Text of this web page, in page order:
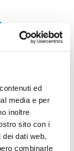
ed
media e per
inoltre
sito con i
dati web,
combinarle